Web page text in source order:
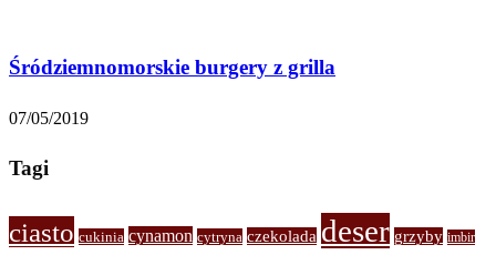
Śródziemnomorskie burgery z grilla
07/05/2019
Tagi
ciasto cukinia cynamon cytryna czekolada deser grzyby imbir